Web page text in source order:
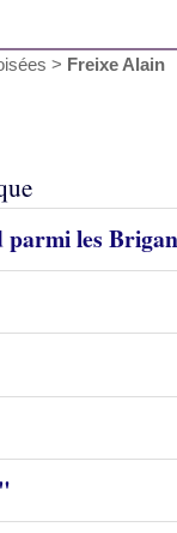
> Freixe Alain
les